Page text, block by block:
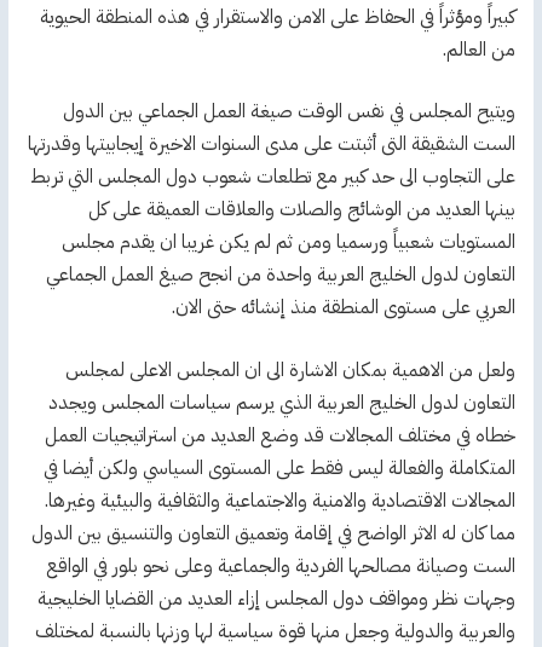
كبيراً ومؤثراً في الحفاظ على الامن والاستقرار في هذه المنطقة الحيوية
من العالم.
ويتيح المجلس في نفس الوقت صيغة العمل الجماعي بين الدول
الست الشقيقة التى أثبتت على مدى السنوات الاخيرة إيجابيتها وقدرتها
على التجاوب الى حد كبير مع تطلعات شعوب دول المجلس التي تربط
بينها العديد من الوشائج والصلات والعلاقات العميقة على كل
المستويات شعبياً ورسميا ومن ثم لم يكن غريبا ان يقدم مجلس
التعاون لدول الخليج العربية واحدة من انجح صيغ العمل الجماعي
العربي على مستوى المنطقة منذ إنشائه حتى الان.
ولعل من الاهمية بمكان الاشارة الى ان المجلس الاعلى لمجلس
التعاون لدول الخليج العربية الذي يرسم سياسات المجلس ويجدد
خطاه في مختلف المجالات قد وضع العديد من استراتيجيات العمل
المتكاملة والفعالة ليس فقط على المستوى السياسي ولكن أيضا في
المجالات الاقتصادية والامنية والاجتماعية والثقافية والبيئية وغيرها.
مما كان له الاثر الواضح في إقامة وتعميق التعاون والتنسيق بين الدول
الست وصيانة مصالحها الفردية والجماعية وعلى نحو بلور في الواقع
وجهات نظر ومواقف دول المجلس إزاء العديد من القضايا الخليجية
والعربية والدولية وجعل منها قوة سياسية لها وزنها بالنسبة لمختلف